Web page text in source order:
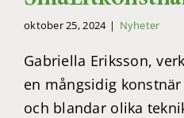
oktober 25, 2024 | Nyheter
Gabriella Eriksson,
en mångsidig
och blandar olika